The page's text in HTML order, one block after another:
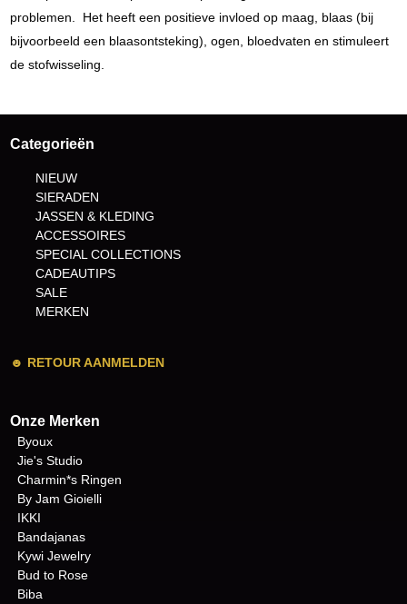
problemen. Het heeft een positieve invloed op maag, blaas (bij
bijvoorbeeld een blaasontsteking), ogen, bloedvaten en stimuleert
de stofwisseling.
Categorieën
NIEUW
SIERADEN
JASSEN & KLEDING
ACCESSOIRES
SPECIAL COLLECTIONS
CADEAUTIPS
SALE
MERKEN
☻ RETOUR AANMELDEN
Onze Merken
Byoux
Jie's Studio
Charmin*s Ringen
By Jam Gioielli
IKKI
Bandajanas
Kywi Jewelry
Bud to Rose
Biba